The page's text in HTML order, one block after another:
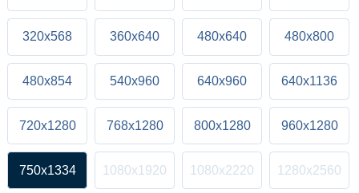
320x568 360x640 480x640 480x800
480x854 540x960 640x960 640x1136
720x1280 768x1280 800x1280 960x1280
750x1334 1080x1920 1080x2220 1280x2560